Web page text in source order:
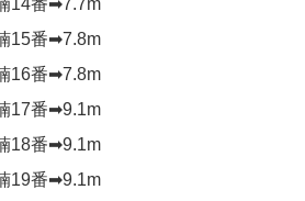
15番➡︎7.8m
16番➡︎7.8m
17番➡︎9.1m
18番➡︎9.1m
19番➡︎9.1m